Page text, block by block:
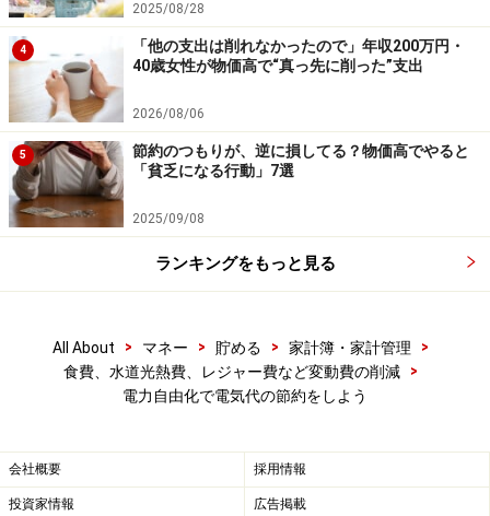
また、太陽光発電などで売電をしている方はこれまでお
住まいの電力会社にしか 売電できませんでしたが、こち
ソフトバンク電力買取サービス・・・余剰買取の場合は
2025/08/28
4
「他の支出は削れなかったので」年収200万円・
40歳女性が物価高で“真っ先に削った”支出
2026/08/06
5
節約のつもりが、逆に損してる？物価高でやると
「貧乏になる行動」7選
2025/09/08
ランキングをもっと見る
All About > マネー > 貯める > 家計簿・家計管理
>
食費、水道光熱費、レジャー費など変動費の削減
>
電力自由化で電気代の節約をしよう
会社概要 採用情報
投資家情報 広告掲載